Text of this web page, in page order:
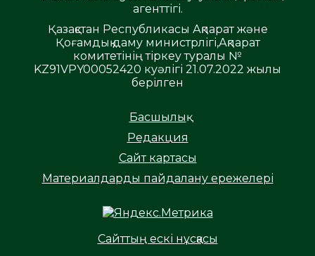
агенттігі.
Қазақстан Республикасы Ақпарат және
Қоғамдық даму министрлігі,Ақпарат
комитетінің тіркеу туралы №
KZ91VPY00052420 куәлігі 21.07.2022 жылы
берілген
Басшылық
Редакция
Сайт картасы
Материалдарды пайдалану ережелері
Сайттың ескі нұсқасы